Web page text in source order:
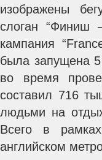
изображены
слоган “Финиш
кампания
была запущена
во время
составил 716
людьми на
Всего в
английском